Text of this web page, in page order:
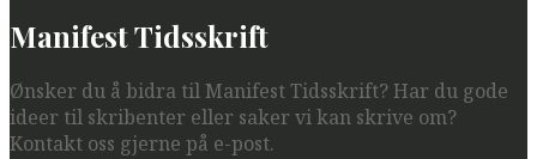
Manifest Tidsskrift
Ønsker du å bidra til Manifest Tidsskrift? Har du gode
ideer til skribenter eller saker vi kan skrive om?
Kontakt oss gjerne på e-post.